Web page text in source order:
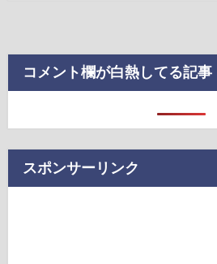
コメント欄が白熱してる記事
スポンサーリンク